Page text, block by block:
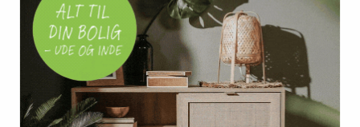
På lager
969,-
På lager
TILBUD